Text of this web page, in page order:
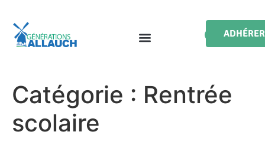
ADHÉRER
Catégorie : Rentrée
scolaire